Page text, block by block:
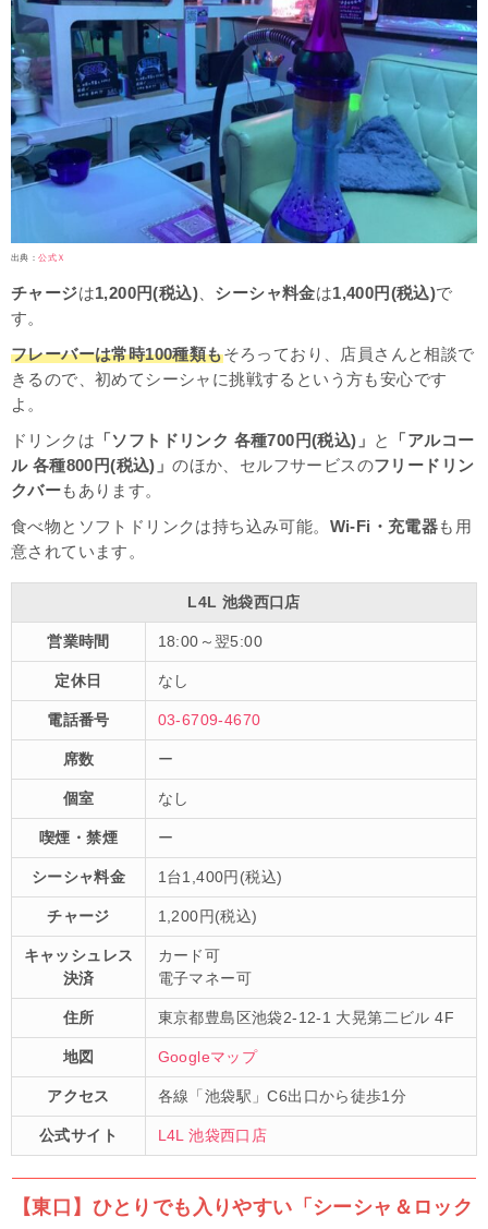
出典：公式Ｘ
チャージは1,200円(税込) シーシャ料金は1,400円(税込)で
す。
フレーバーは常時100種類もそろっており、店員さんと相談で
きるので、初めてシーシャに挑戦するという方も安心です
よ。
ドリンクは 「ソフトドリンク 各種700円(税込)」 と
「アルコー
ル 各種800円(税込)」のほか、セルフサービスのフリードリン
クバーもあります。
食べ物とソフトドリンクは持ち込み可能。 Wi-Fi・充電器も用
意されています。
L4L 池袋西口店
営業時間 18:00～翌5:00
定休日 なし
電話番号 03-6709-4670
席数 ー
個室 なし
喫煙・禁煙 ー
シーシャ料金 1台1,400円(税込)
チャージ 1,200円(税込)
キャッシュレス
決済
カード可
電子マネー可
住所 東京都豊島区池袋2-12-1 大晃第二ビル 4F
地図 Googleマップ
アクセス 各線「池袋駅」C6出口から徒歩1分
公式サイト L4L 池袋西口店
【東口】ひとりでも入りやすい「シーシャ＆ロック